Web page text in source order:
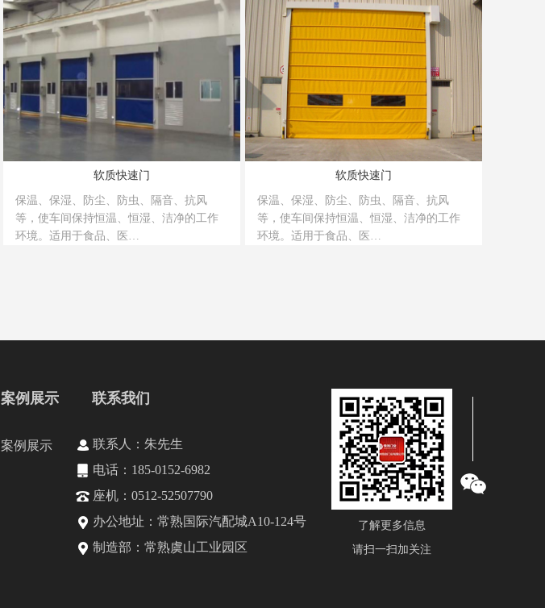
软质快速门
保温、保湿、防尘、防虫、隔音、抗风
等，使车间保持恒温、恒湿、洁净的工作
环境。适用于食品、医…
软质快速门
保温、保湿、防尘、防虫、隔音、抗风
等，使车间保持恒温、恒湿、洁净的工作
环境。适用于食品、医…
案例展示
案例展示
联系我们
联系人：朱先生
电话：185-0152-6982
座机：0512-52507790
办公地址：常熟国际汽配城A10-124号
制造部：常熟虞山工业园区
了解更多信息
请扫一扫加关注